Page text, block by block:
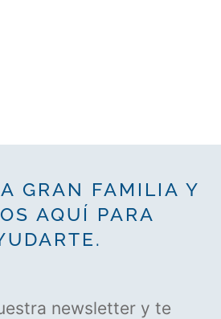
GRAN FAMILIA Y
AQUÍ PARA
newsletter y te